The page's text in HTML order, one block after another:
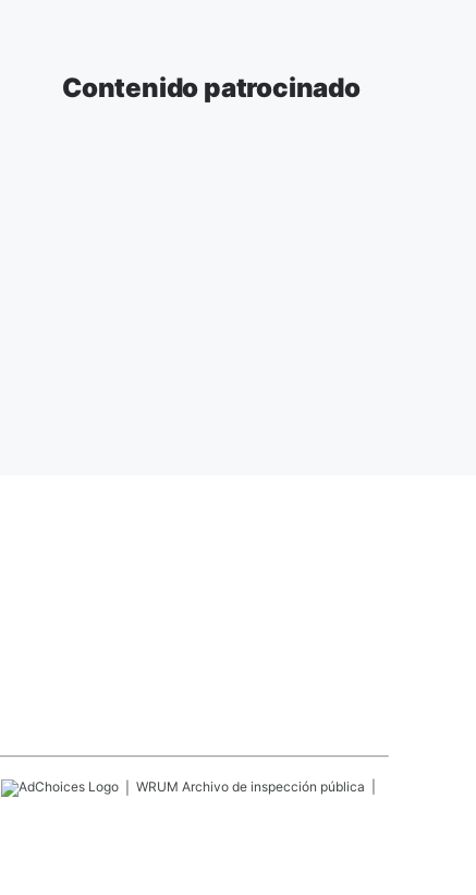
Contenido patrocinado
WRUM Archivo de inspección pública